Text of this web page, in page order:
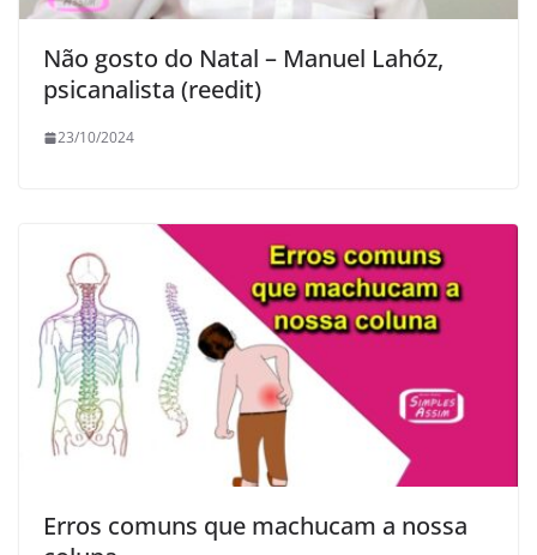
Não gosto do Natal – Manuel Lahóz,
psicanalista (reedit)
23/10/2024
Erros comuns que machucam a nossa